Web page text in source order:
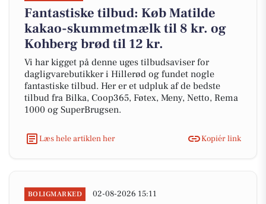
Fantastiske tilbud: Køb Matilde
kakao-skummetmælk til 8 kr. og
Kohberg brød til 12 kr.
Vi har kigget på denne uges tilbudsaviser for
dagligvarebutikker i Hillerød og fundet nogle
fantastiske tilbud. Her er et udpluk af de bedste
tilbud fra Bilka, Coop365, Føtex, Meny, Netto, Rema
1000 og SuperBrugsen.
Læs hele artiklen her Kopiér link
BOLIGMARKED 02-08-2026 15:11